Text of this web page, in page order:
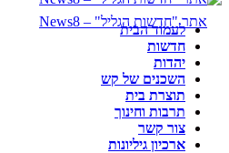
לעמוד הבית
חדשות
יהדות
השכנים של קש
תוצרת בית
תרבות וחינוך
צור קשר
ארכיון גיליונות